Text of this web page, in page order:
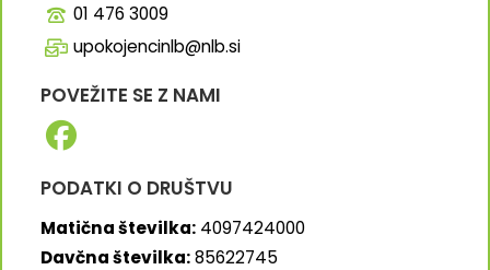
01 476 3009
upokojencinlb@nlb.si
POVEŽITE SE Z NAMI
PODATKI O DRUŠTVU
Matična številka:4097424000
Davčna številka:85622745